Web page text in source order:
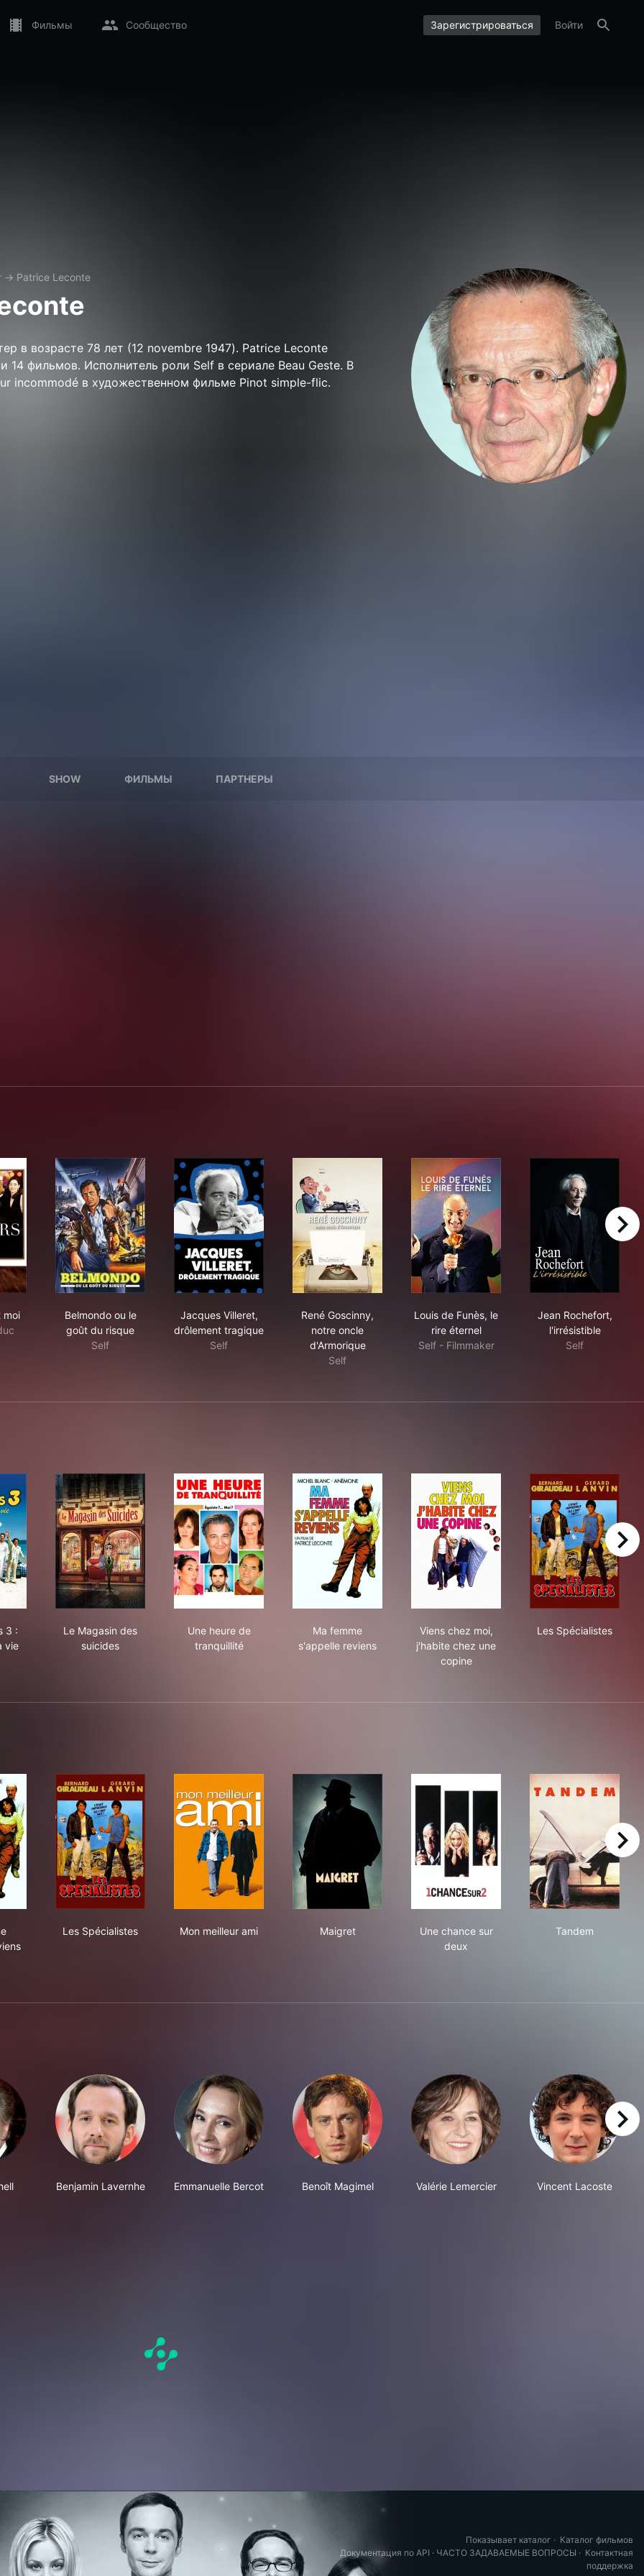
Фильмы Сообщество Зарегистрироваться Войти
→ Patrice Leconte
в возрасте 78 лет (12 novembre 1947). Patrice Leconte
14 фильмов. Исполнитель роли Self в сериале Beau Geste. В
incommodé в художественном фильме Pinot simple-flic.
SHOW ФИЛЬМЫ ПАРТНЕРЫ
moi
Belmondo ou le
goût du risque
Self
Jacques Villeret,
drôlement tragique
Self
René Goscinny,
notre oncle
d'Armorique
Self
Louis de Funès, le
rire éternel
Self - Filmmaker
Jean Rochefort,
l'irrésistible
Self
right
3 :
vie
Le Magasin des
suicides
Une heure de
tranquillité
Ma femme
s'appelle reviens
Viens chez moi,
j'habite chez une
copine
Les Spécialistes
right
Les Spécialistes
Mon meilleur ami
Maigret
Une chance sur
deux
Tandem
right
Benjamin Lavernhe Emmanuelle Bercot Benoît Magimel Valérie Lemercier Vincent Lacoste
right
Показывает каталог · Каталог фильмов
Документация по API · ЧАСТО ЗАДАВАЕМЫЕ ВОПРОСЫ · Контактная
поддержка